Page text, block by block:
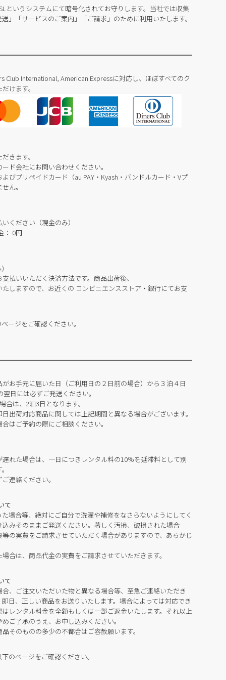
というシステムにて暗号化されてお守りします。当社では収集
」「サービスのご案内」「ご請求」のために利用いたします。
Club International, American Expressに対応し、ほぼすべてのク
けます。
きます。
ド会社にお問い合わせください。
びプリペイドカード（au PAY・Kyash・バンドルカード・Vプ
ん。
ください（現金のみ）
： 0円
払いいただく決済方法です。商品出荷後、
しますので、お近くの コンビニエンスストア・銀行にてお支
ージをご確認ください。
お手元に届いた日（ご利用日の２日前の場合）から３泊４日
日には必ずご発送ください。
は、2泊3日となります。
出荷対応商品に関しては上記期間と異なる場合がございます。
はご予約の際にご相談ください。
れた場合は、一日につきレンタル料の10％を延滞料として別
連絡ください。
て
場合等、絶対にご自分で洗濯や補修をなさらないようにしてく
みそのままご発送ください。著しく汚損、破損された場合
の実費をご請求させていただく場合がありますので、あらかじ
合は、商品代金の実費をご請求させていただきます。
て
、ご注文いただいた物と異なる場合等、至急ご連絡いただき
日、正しい商品をお送りいたします。場合によっては対応でき
レンタル料金を全額もしくは一部ご返金いたします。それ以上
ご了承のうえ、お申し込みください。
そのものの多少の不都合はご容赦願います。
のページをご確認ください。